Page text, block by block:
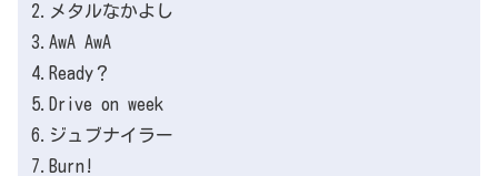
2.メタルなかよし
3.AwA AwA
4.Ready？
5.Drive on week
6.ジュブナイラー
7.Burn!